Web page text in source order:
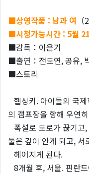
■상영작품 : 남과 여
■시청가능시간 : 5월
■감독：이윤기
■출연：전도연, 공유,
■스토
헬싱키. 아이들의 국
의 캠프장을 향해 우연
폭설로 도로가 끊기고
둘은 깊이 안게 되고, 서
헤어지게 된다.
8개월 후, 서울. 핀란